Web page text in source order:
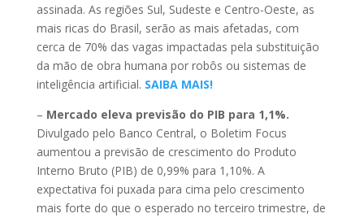
assinada. As regiões Sul, Sudeste e Centro-Oeste, as
mais ricas do Brasil, serão as mais afetadas, com
cerca de 70% das vagas impactadas pela substituição
da mão de obra humana por robôs ou sistemas de
inteligência artificial. SAIBA MAIS!
– Mercado eleva previsão do PIB para 1,1%.
Divulgado pelo Banco Central, o Boletim Focus
aumentou a previsão de crescimento do Produto
Interno Bruto (PIB) de 0,99% para 1,10%. A
expectativa foi puxada para cima pelo crescimento
mais forte do que o esperado no terceiro trimestre, de